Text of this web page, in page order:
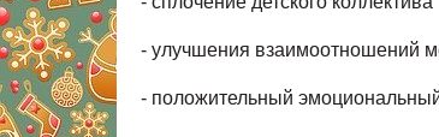
- улучшения взаимоотношений
- положительный